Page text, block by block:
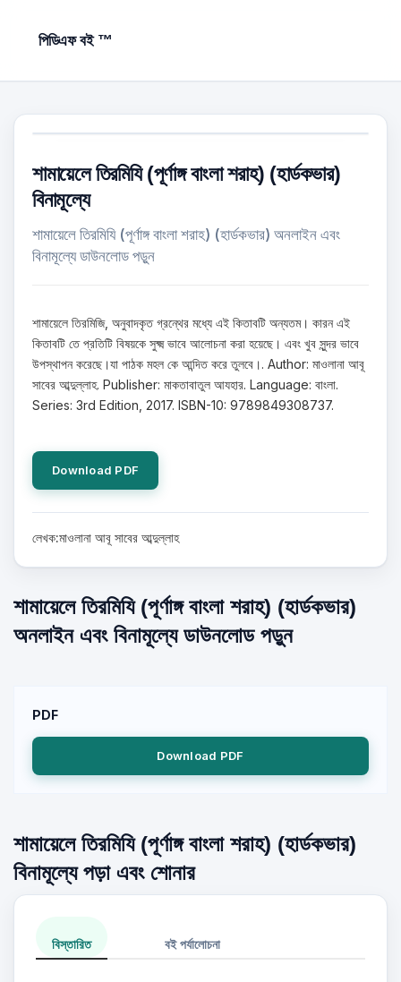
পিডিএফ বই ™
শামায়েলে তিরমিযি (পূর্ণাঙ্গ বাংলা শরাহ) (হার্ডকভার)
বিনামূল্যে
শামায়েলে তিরমিযি (পূর্ণাঙ্গ বাংলা শরাহ) (হার্ডকভার) অনলাইন এবং
বিনামূল্যে ডাউনলোড পড়ুন
শামায়েলে তিরমিজি, অনুবাদকৃত গ্রন্থের মধ্যে এই কিতাবটি অন্যতম। কারন এই
কিতাবটি তে প্রতিটি বিষয়কে সুক্ষ্ম ভাবে আলোচনা করা হয়েছে। এবং খুব সুন্দর ভাবে
উপস্থাপন করেছে।যা পাঠক মহল কে আন্দিত করে তুলবে।. Author: মাওলানা আবূ
সাবের আব্দুল্লাহ. Publisher: মাকতাবাতুল আযহার. Language: বাংলা.
Series: 3rd Edition, 2017. ISBN-10: 9789849308737.
Download PDF
লেখক:মাওলানা আবূ সাবের আব্দুল্লাহ
শামায়েলে তিরমিযি (পূর্ণাঙ্গ বাংলা শরাহ) (হার্ডকভার)
অনলাইন এবং বিনামূল্যে ডাউনলোড পড়ুন
PDF
Download PDF
শামায়েলে তিরমিযি (পূর্ণাঙ্গ বাংলা শরাহ) (হার্ডকভার)
বিনামূল্যে পড়া এবং শোনার
বিস্তারিত বই পর্যালোচনা